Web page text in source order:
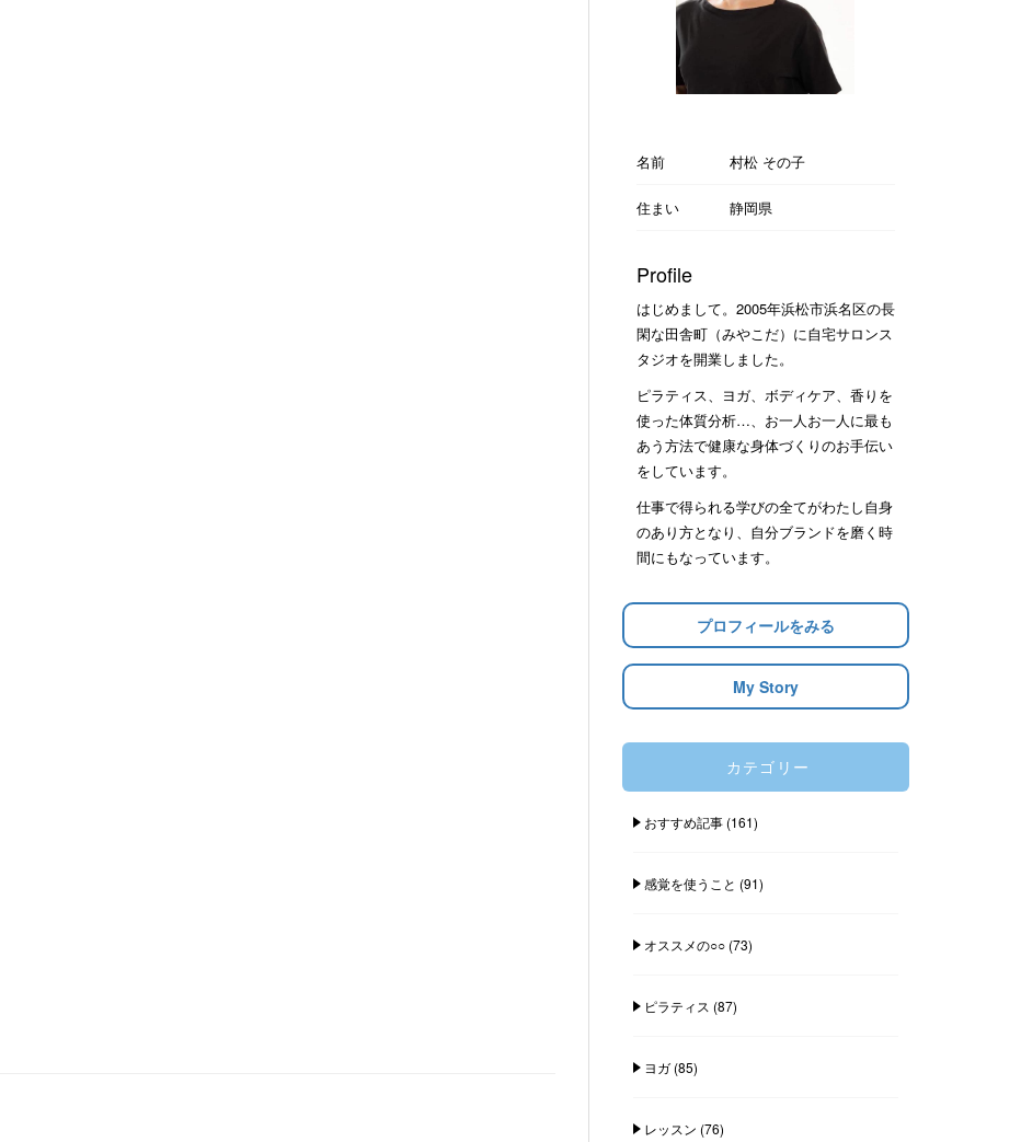
名前 村松 その子
住まい 静岡県
Profile
はじめまして。2005年浜松市浜名区の長
閑な田舎町（みやこだ）に自宅サロンス
タジオを開業しました。
ピラティス、ヨガ、ボディケア、香りを
使った体質分析…、お一人お一人に最も
あう方法で健康な身体づくりのお手伝い
をしています。
仕事で得られる学びの全てがわたし自身
のあり方となり、自分ブランドを磨く時
間にもなっています。
プロフィールをみる
My Story
カテゴリー
おすすめ記事(161)
感覚を使うこと (91)
オススメの○○(73)
ピラティス (87)
ヨガ(85)
レッスン (76)